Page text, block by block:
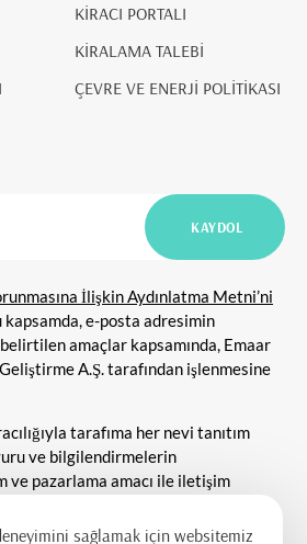
KİRACI PORTALI
KİRALAMA TALEBİ
ÇEVRE VE ENERJİ POLİTİKASI
İlişkin Aydınlatma Metni’ni
kapsamda, e-posta adresimin
amaçlar kapsamında, Emaar
A.Ş. tarafından işlenmesine
tarafıma her nevi tanıtım
ve bilgilendirmelerin
ve pazarlama amacı ile iletişim
ileti gönderilmesine onay
sağlamak için websitemiz